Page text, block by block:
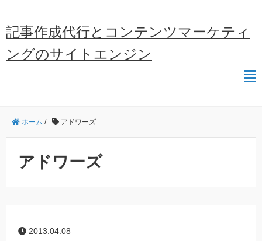
記事作成代行とコンテンツマーケティ
ングのサイトエンジン
ホーム / アドワーズ
アドワーズ
2013.04.08